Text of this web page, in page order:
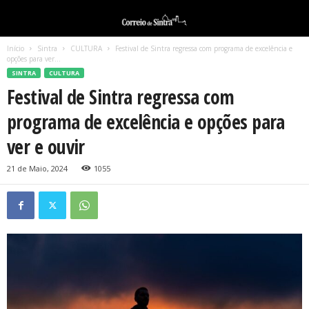
Início Sintra CULTURA
Festival de Sintra regressa com programa de excelência e
opções para ver...
SINTRA CULTURA
Festival de Sintra regressa com
programa de excelência e opções para
ver e ouvir
21 de Maio, 2024 1055